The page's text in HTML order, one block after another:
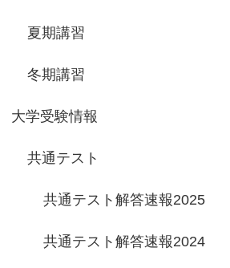
夏期講習
冬期講習
大学受験情報
共通テスト
共通テスト解答速報2025
共通テスト解答速報2024